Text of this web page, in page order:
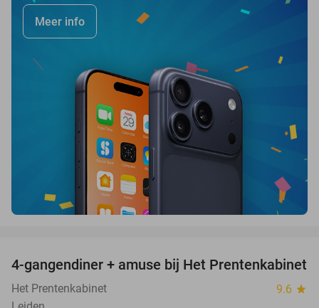
Meer info
37%
4-gangendiner + amuse bij Het Prentenkabinet
Het Prentenkabinet 9.6 star